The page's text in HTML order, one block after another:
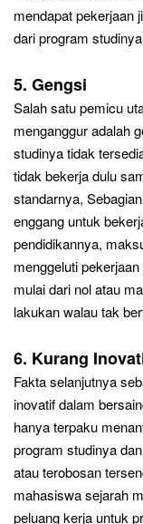
mendapat pekerjaan
dari program
5. Gengsi
Salah satu pemicu
menganggur adalah
studinya tidak
tidak bekerja dulu
standarnya,
enggang untuk
pendidikannya,
menggeluti
mulai dari nol atau
lakukan walau tak
6. Kurang
Fakta selanjutnya
inovatif dalam
hanya terpaku
program studinya
atau terobosan
mahasiswa sejarah
peluang kerja untuk